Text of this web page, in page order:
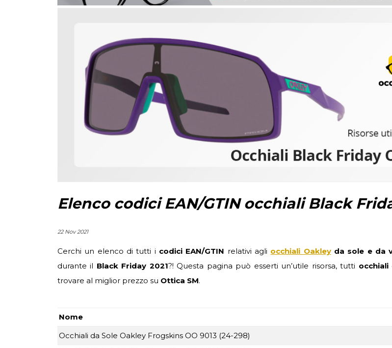
Elenco codici EAN/GTIN occhiali Black
22 Nov 2021
Cerchi un elenco di tutti i codici EAN/GTIN relativi agli occhiali Oakleyda sole e da
durante il Black Friday 2021?! Questa pagina può esserti un’utile risorsa, tutti occhiali
trovare al miglior prezzo su Ottica SM.
Nome
Occhiali da Sole Oakley Frogskins OO 9013 (24-298)